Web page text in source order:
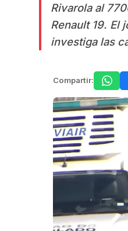
Rivarola al
Renault 19. El
investiga las
Compartir: